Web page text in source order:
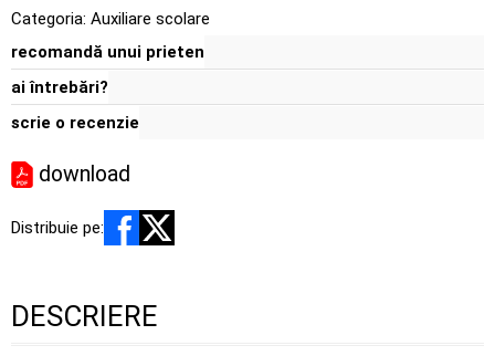
Categoria: Auxiliare scolare
recomandă unui prieten
ai întrebări?
scrie o recenzie
download
Distribuie pe:
DESCRIERE